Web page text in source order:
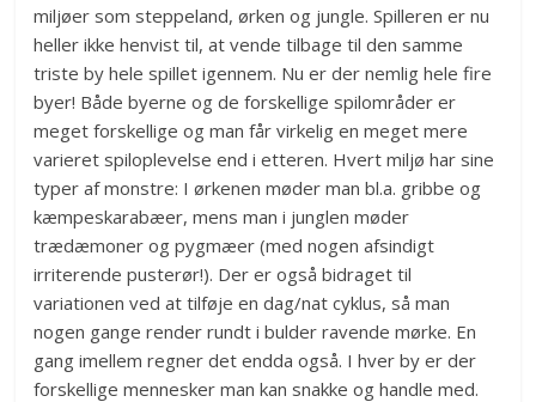
miljøer som steppeland, ørken og jungle. Spilleren er nu
heller ikke henvist til, at vende tilbage til den samme
triste by hele spillet igennem. Nu er der nemlig hele fire
byer! Både byerne og de forskellige spilområder er
meget forskellige og man får virkelig en meget mere
varieret spiloplevelse end i etteren. Hvert miljø har sine
typer af monstre: I ørkenen møder man bl.a. gribbe og
kæmpeskarabæer, mens man i junglen møder
trædæmoner og pygmæer (med nogen afsindigt
irriterende pusterør!). Der er også bidraget til
variationen ved at tilføje en dag/nat cyklus, så man
nogen gange render rundt i bulder ravende mørke. En
gang imellem regner det endda også. I hver by er der
forskellige mennesker man kan snakke og handle med.